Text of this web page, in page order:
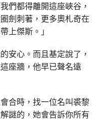
們都得離開這座峽谷，
劍刺著，更多奧札奇在
上傑斯。」
安心。而且基定說了，
座牆，他早已聲名遠
合時，找一位名叫裘黎
謎的，她會告訴你所有